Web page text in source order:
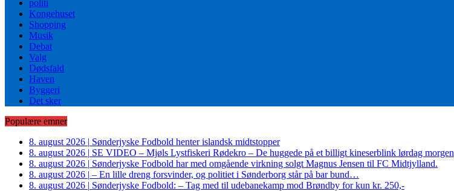
politi
Kongehuset
Shopping
Musik
Debat
Valg
Dødsfald
Haven
Byggeri
Det sker
Populære emner
8. august 2026 | Sønderjyske Fodbold henter islandsk midtstopper
8. august 2026 | SE VIDEO – Mjøls Lystfiskeri Rødekro – De huggede på et billigt kineserblink lørdag morgen
8. august 2026 | Sønderjyske Fodbold har med omgående virkning solgt Magnus Jensen til FC Midtjylland.
8. august 2026 | – En lille dreng forsvinder, og politiet i Sønderborg står på bar bund…
8. august 2026 | Sønderjyske Fodbold: – Tag med til udebanekamp mod Brøndby for kun kr. 250,-